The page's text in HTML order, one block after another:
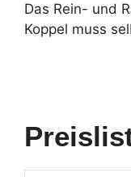
Das Rein- und
Koppel muss